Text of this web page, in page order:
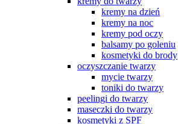
kremy na dzień
kremy na noc
kremy pod oczy
balsamy po goleniu
kosmetyki do brody
oczyszczanie twarzy
mycie twarzy
toniki do twarzy
peelingi do twarzy
maseczki do twarzy
kosmetyki z SPF